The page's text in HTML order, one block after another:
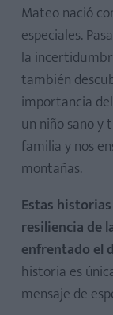
Mateo nació
especiales.
la
también
importancia
un niño sano y
familia y nos
montañas.
Estas
resiliencia de
enfrentado el
historia es
mensaje de